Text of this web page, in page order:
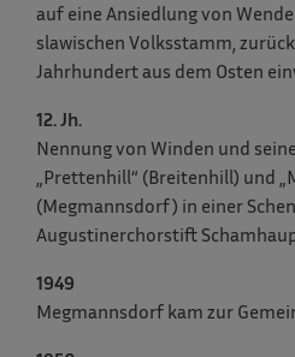
auf eine Ansiedlung von
slawischen Volksstamm,
Jahrhundert aus dem Osten
12. Jh.
Nennung von Winden und
„Prettenhill“ (Breitenhill) und
(Megmannsdorf) in einer
Augustinerchorstift
1949
Megmannsdorf kam zur